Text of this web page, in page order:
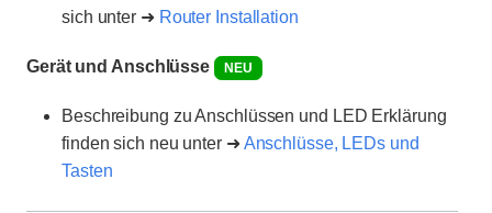
sich unter ➜ Router Installation
Gerät und Anschlüsse NEU
Beschreibung zu Anschlüssen und LED Erklärung
finden sich neu unter ➜ Anschlüsse, LEDs und
Tasten